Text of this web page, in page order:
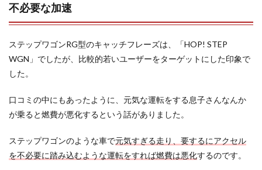
不必要な加速
ステップワゴンRG型のキャッチフレーズは、「HOP! STEP
WGN」でしたが、比較的若いユーザーをターゲットにした印象で
した。
口コミの中にもあったように、元気な運転をする息子さんなんか
が乗ると燃費が悪化するという話がありました。
ステップワゴンのような車で元気すぎる走り、要するにアクセル
を不必要に踏み込むような運転をすれば燃費は悪化するのです。